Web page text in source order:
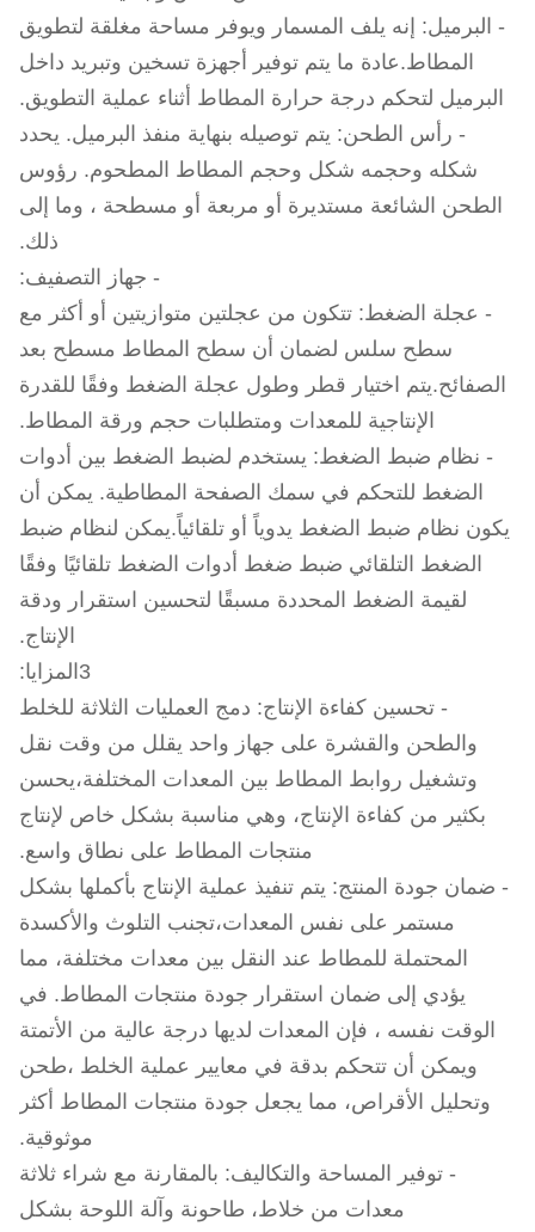
- البرميل: إنه يلف المسمار ويوفر مساحة مغلقة لتطويق
المطاط.عادة ما يتم توفير أجهزة تسخين وتبريد داخل
البرميل لتحكم درجة حرارة المطاط أثناء عملية التطويق.
- رأس الطحن: يتم توصيله بنهاية منفذ البرميل. يحدد
شكله وحجمه شكل وحجم المطاط المطحوم. رؤوس
الطحن الشائعة مستديرة أو مربعة أو مسطحة ، وما إلى
ذلك.
- جهاز التصفيف:
- عجلة الضغط: تتكون من عجلتين متوازيتين أو أكثر مع
سطح سلس لضمان أن سطح المطاط مسطح بعد
الصفائح.يتم اختيار قطر وطول عجلة الضغط وفقًا للقدرة
الإنتاجية للمعدات ومتطلبات حجم ورقة المطاط.
- نظام ضبط الضغط: يستخدم لضبط الضغط بين أدوات
الضغط للتحكم في سمك الصفحة المطاطية. يمكن أن
يكون نظام ضبط الضغط يدوياً أو تلقائياً.يمكن لنظام ضبط
الضغط التلقائي ضبط ضغط أدوات الضغط تلقائيًا وفقًا
لقيمة الضغط المحددة مسبقًا لتحسين استقرار ودقة
الإنتاج.
3المزايا:
- تحسين كفاءة الإنتاج: دمج العمليات الثلاثة للخلط
والطحن والقشرة على جهاز واحد يقلل من وقت نقل
وتشغيل روابط المطاط بين المعدات المختلفة،يحسن
بكثير من كفاءة الإنتاج، وهي مناسبة بشكل خاص لإنتاج
منتجات المطاط على نطاق واسع.
- ضمان جودة المنتج: يتم تنفيذ عملية الإنتاج بأكملها بشكل
مستمر على نفس المعدات،تجنب التلوث والأكسدة
المحتملة للمطاط عند النقل بين معدات مختلفة، مما
يؤدي إلى ضمان استقرار جودة منتجات المطاط. في
الوقت نفسه ، فإن المعدات لديها درجة عالية من الأتمتة
ويمكن أن تتحكم بدقة في معايير عملية الخلط ،طحن
وتحليل الأقراص، مما يجعل جودة منتجات المطاط أكثر
موثوقية.
- توفير المساحة والتكاليف: بالمقارنة مع شراء ثلاثة
معدات من خلاط، طاحونة وآلة اللوحة بشكل